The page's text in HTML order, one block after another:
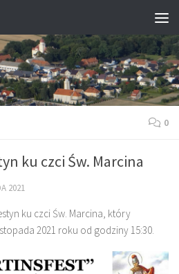
0
ku czci Św. Marcina
2021
ku czci Św. Marcina, który
2021 roku od godziny 15:30.